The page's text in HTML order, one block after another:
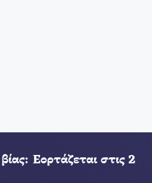
Εορτάζεται στις 2